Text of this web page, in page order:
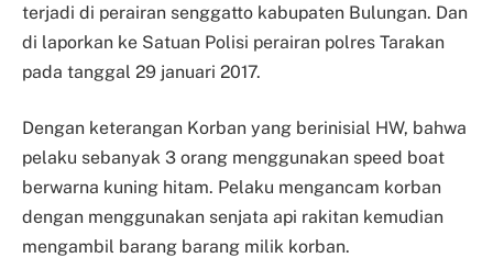
terjadi di perairan senggatto kabupaten Bulungan. Dan
di laporkan ke Satuan Polisi perairan polres Tarakan
pada tanggal 29 januari 2017.
Dengan keterangan Korban yang berinisial HW, bahwa
pelaku sebanyak 3 orang menggunakan speed boat
berwarna kuning hitam. Pelaku mengancam korban
dengan menggunakan senjata api rakitan kemudian
mengambil barang barang milik korban.